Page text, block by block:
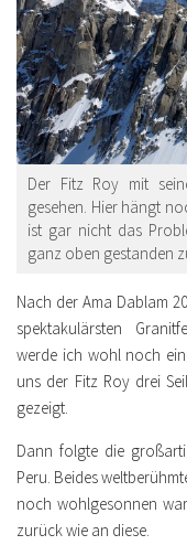
Der Fitz Roy mit
gesehen. Hier hängt
ist gar nicht das
ganz oben gestanden
Nach der Ama Dablam
spektakulärsten
werde ich wohl noch
uns der Fitz Roy drei
gezeigt.
Dann folgte die
Peru. Beides
noch wohlgesonnen
zurück wie an diese.